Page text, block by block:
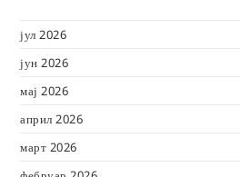
јул 2026
јун 2026
мај 2026
април 2026
март 2026